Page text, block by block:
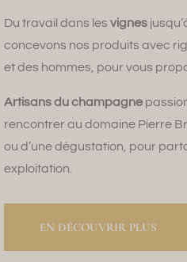
Du travail dans lesvignes
concevons nos produits avec
et des hommes, pour vous
Artisans du champagne
rencontrer au domaine Pierre
ou d’une dégustation, pour
exploitation.
EN DÉCOUVRIR PLUS